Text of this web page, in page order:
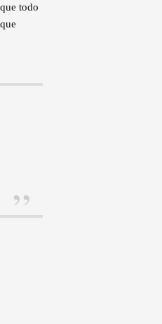
todo